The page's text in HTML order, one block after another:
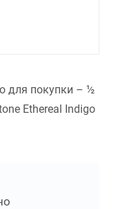
для покупки – ½
Ethereal Indigo